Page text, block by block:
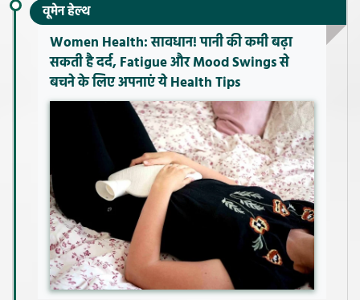
वूमेन हेल्थ
Women Health: सावधान! पानी की कमी बढ़ा
सकती है दर्द, Fatigue और Mood Swings से
बचने के लिए अपनाएं ये Health Tips